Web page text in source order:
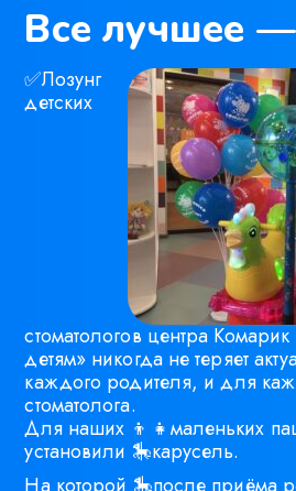
Все лучшее
✅Лозунг
детских
стоматологов центра
детям» никогда не теряет
каждого родителя, и для
стоматолога.
Для наших 👦👧маленьких
установили 🎠карусель.